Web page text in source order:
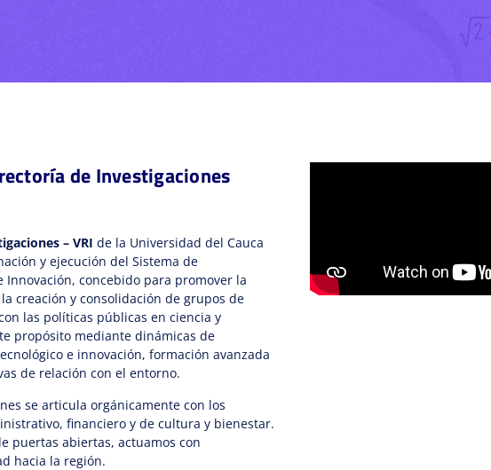
de Investigaciones
– VRI de la Universidad del Cauca
y ejecución del Sistema de
Innovación, concebido para promover la
creación y consolidación de grupos de
las políticas públicas en ciencia y
propósito mediante dinámicas de
e innovación, formación avanzada
de relación con el entorno.
se articula orgánicamente con los
financiero y de cultura y bienestar.
puertas abiertas, actuamos con
hacia la región.